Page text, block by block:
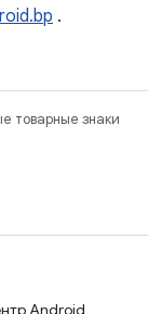
.
товарные знаки
Android